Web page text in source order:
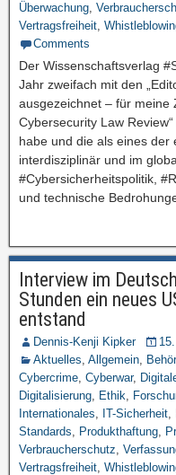
Überwachung,
Vertragsfreiheit,
Comments
Der Wissenschaftsverlag
Jahr zweifach mit den
ausgezeichnet – für meine
Cybersecurity Law
habe und die als eines der
interdisziplinär und im
#Cybersicherheitspolitik,
und technische
Interview im
Stunden ein neues
entstand
Dennis-Kenji Kipker
Aktuelles, Allgemein,
Cybercrime, Cyberwar,
Digitalisierung, Ethik,
Internationales, IT-Sicherheit,
Standards, Produkthaftung,
Verbraucherschutz,
Vertragsfreiheit,